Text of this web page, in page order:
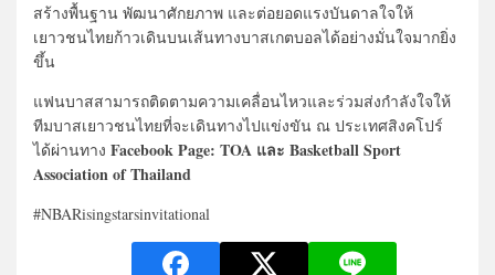
สร้างพื้นฐาน พัฒนาศักยภาพ และต่อยอดแรงบันดาลใจให้
เยาวชนไทยก้าวเดินบนเส้นทางบาสเกตบอลได้อย่างมั่นใจมากยิ่ง
ขึ้น
แฟนบาสสามารถติดตามความเคลื่อนไหวและร่วมส่งกำลังใจให้
ทีมบาสเยาวชนไทยที่จะเดินทางไปแข่งขัน ณ ประเทศสิงคโปร์
ได้ผ่านทาง Facebook Page: TOA และ Basketball Sport
Association of Thailand
#NBARisingstarsinvitational